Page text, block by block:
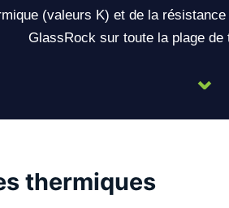
(valeurs K) et de la
GlassRock sur toute la plage
⌄
thermiques